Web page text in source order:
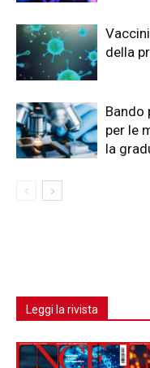
della
Bando
per le
la
Leggi la rivista